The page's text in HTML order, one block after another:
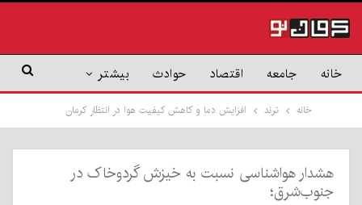
خانه جامعه اقتصاد حوادث بیشتر
خانه ترند افزایش دما و کاهش کیفیت هوا در انتظار کرمان
هشدار هواشناسی نسبت به خیزش گردوخاک در
جنوب‌شرق؛